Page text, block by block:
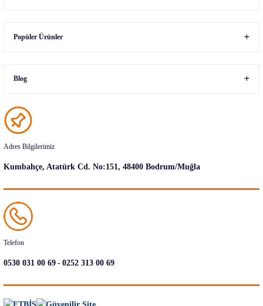
Popüler Ürünler
Blog
Adres Bilgilerimiz
Kumbahçe, Atatürk Cd. No:151, 48400 Bodrum/Muğla
Telefon
0530 031 00 69-0252 313 00 69